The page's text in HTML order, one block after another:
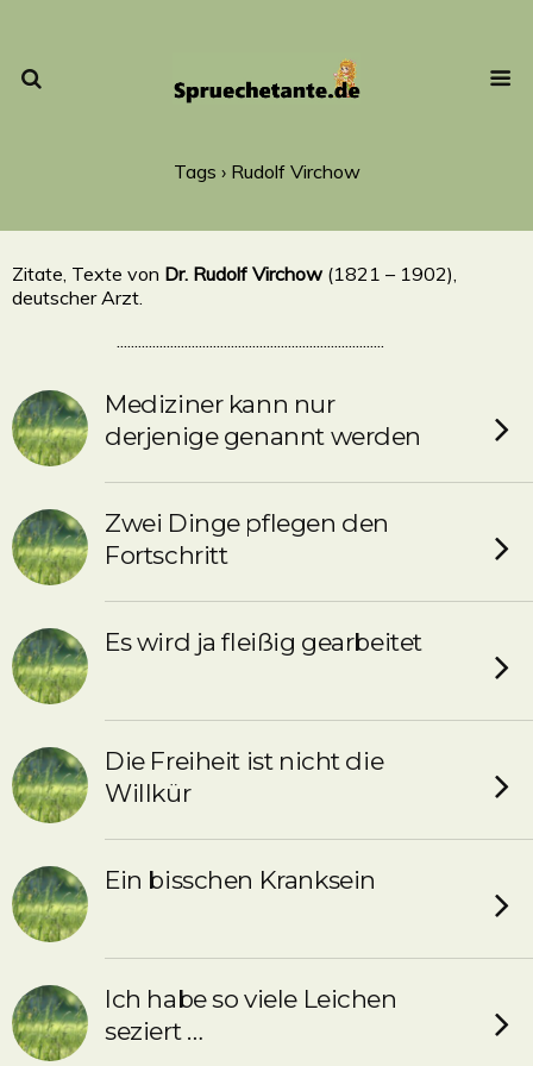
Tags › Rudolf Virchow
Zitate, Texte von Dr. Rudolf Virchow (1821 – 1902),
deutscher Arzt.
...........................................................................
Mediziner kann nur
derjenige genannt werden
Zwei Dinge pflegen den
Fortschritt
Es wird ja fleißig gearbeitet
Die Freiheit ist nicht die
Willkür
Ein bisschen Kranksein
Ich habe so viele Leichen
seziert …